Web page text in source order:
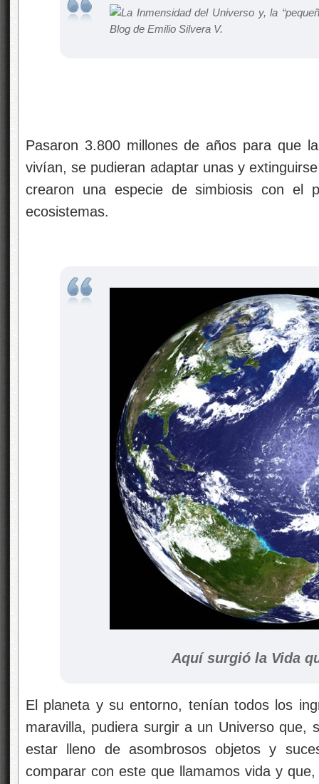
Pasaron 3.800 millones de años para que
vivían, se pudieran adaptar unas y
crearon una especie de simbiosis con el
ecosistemas.
Aquí surgió la Vida que
El planeta y su entorno, tenían todos los
maravilla, pudiera surgir a un Universo que,
estar lleno de asombrosos objetos y
comparar con este que llamamos vida y